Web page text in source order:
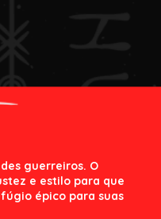
guerreiros. O
e estilo para que
épico para suas